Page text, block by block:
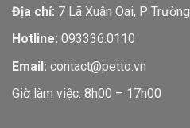
Địa chỉ: 7 Lã Xuân Oai, P
Hotline: 093336.0110
Email: contact@petto.vn
Giờ làm việc: 8h00 – 17h00